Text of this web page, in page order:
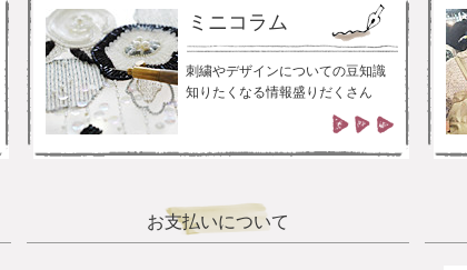
ミニコラム
刺繍やデザインについての豆知識
知りたくなる情報盛りだくさん
お支払いについて